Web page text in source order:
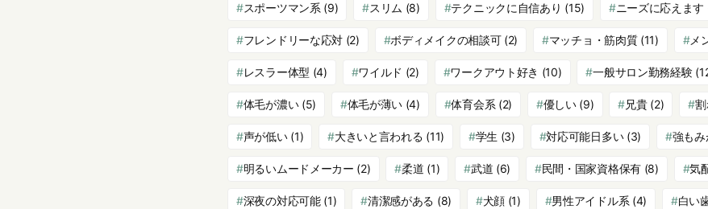
スポーツマン系 (9) スリム (8) テクニックに自信あり (15) ニーズに応えます
フレンドリーな応対 (2) ボディメイクの相談可(2) マッチョ・筋肉質(11) メ
レスラー体型 (4) ワイルド (2) ワークアウト好き (10) 一般サロン勤務経験
体毛が濃い(5) 体毛が薄い (4) 体育会系 (2) 優しい(9) 兄貴(2)
声が低い(1) 大きいと言われる (11) 学生 (3) 対応可能日多い(3) 強もみ
明るいムードメーカー (2) 柔道 (1) 武道 (6) 民間・国家資格保有(8) 気
深夜の対応可能(1) 清潔感がある (8) 犬顔(1) 男性アイドル系 (4) 白い